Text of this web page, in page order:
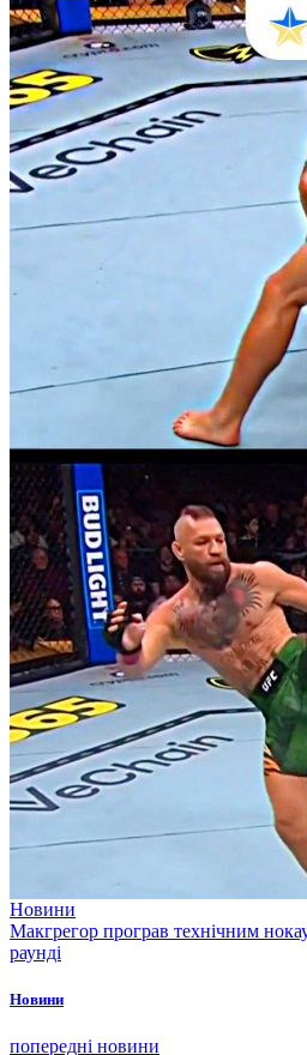
Новини
Макгрегор програв технічним
раунді
Новини
попередні новини